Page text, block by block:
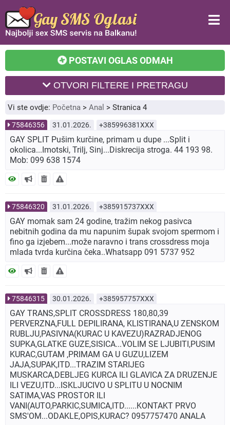
POSTAVI OGLAS ODMAH
OTVORI FILTERE I PRETRAGU
Vi ste ovdje: Početna > Anal > Stranica 4
75846356 31.01.2026. +385996381XXX
GAY SPLIT Pušim kurčine, primam u dupe ...Split i
okolica...Imotski, Trilj, Sinj...Diskrecija stroga. 44 193 98.
Mob: 099 638 1574
75846320 31.01.2026. +385915737XXX
GAY momak sam 24 godine, tražim nekog pasivca
nebitnih godina da mu napunim šupak svojom spermom i
fino ga izjebem...može naravno i trans crossdress moja
mlada tvrda kurčina čeka..Whatsapp 091 5737 952
75846315 30.01.2026. +385957757XXX
GAY TRANS,SPLIT CROSSDRESS 180,80,39
PERVERZNA,FULL DEPILIRANA, KLISTIRANA,U ZENSKOM
RUBLJU,PASIVNA(KURAC U KAVEZU)RAZRADJENOG
SUPKA,GLATKE GUZE,SISICA...VOLIM SE LJUBITI,PUSIM
KURAC,GUTAM ,PRIMAM GA U GUZU,LIZEM
JAJA,SUPAK,ITD...TRAZIM STARIJEG
MUSKARCA,DEBLJEG KURCA ILI GLAVICA ZA DRUZENJE
ILI VEZU,ITD...ISKLJUCIVO U SPLITU U NOCNIM
SATIMA,VAS PROSTOR ILI
VANI(AUTO,PARKIC,SUMICA,ITD......KONTAKT PRVO
SMS'OM...ODAKLE,OPIS,KURAC? 0957757470 ANALA